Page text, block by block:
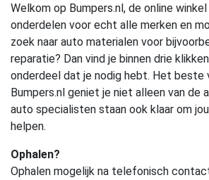
Welkom op Bumpers.nl, de online
onderdelen voor echt alle merken en
zoek naar auto materialen voor
reparatie? Dan vind je binnen drie
onderdeel dat je nodig hebt. Het beste
Bumpers.nl geniet je niet alleen van de
auto specialisten staan ook klaar om
helpen.
Ophalen?
Ophalen mogelijk na telefonisch